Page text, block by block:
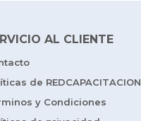
AL CLIENTE
de REDCAPACITACION
y Condiciones